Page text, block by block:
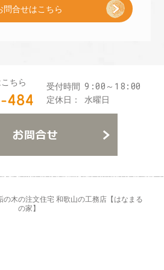
問合せはこちら
ちら
0120-870-484
受付時間 9:00～18:00
定休日： 水曜日
の木の注文住宅 和歌山の工務店【はなまる
の家】